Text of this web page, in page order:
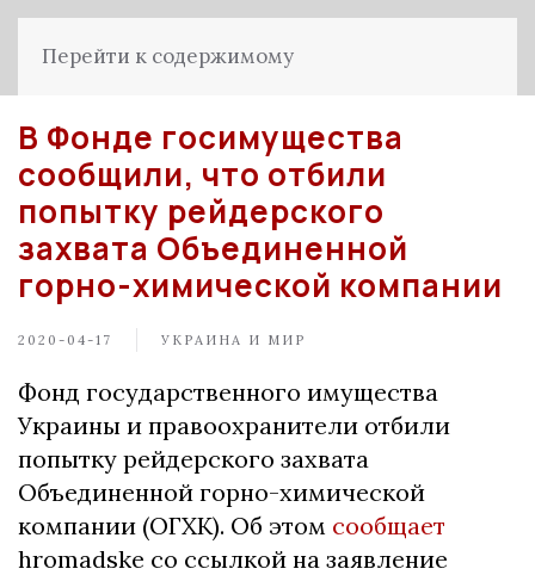
Перейти к содержимому
В Фонде госимущества
сообщили, что отбили
попытку рейдерского
захвата Объединенной
горно-химической компании
2020-04-17 УКРАИНА И МИР
Фонд государственного имущества
Украины и правоохранители отбили
попытку рейдерского захвата
Объединенной горно-химической
компании (ОГХК). Об этом сообщает
hromadske со ссылкой на заявление